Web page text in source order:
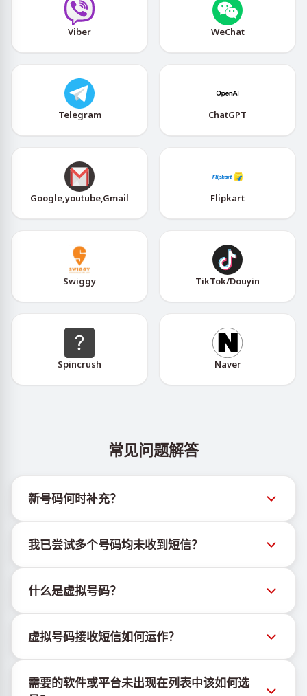
Viber WeChat
Telegram ChatGPT
Google,youtube,Gmail Flipkart
Swiggy TikTok/Douyin
Spincrush Naver
常见问题解答
新号码何时补充？
人 @TigerSMSofficial_bot 查看。该频道会及时更新，
帮助用户获取最新号码库存。
我已尝试多个号码均未收到短信？
率。各服务平台的算法可能因多种原因拦截临时号码的
短信。为提高成功率，请尝试以下方法：
持续更换新号码尝试
登出设备上该服务的其他活跃账户
什么是虚拟号码？
或设备，也不受固定地理位置限制。其主要功能是接收
短信，包括OTP和激活码。
虚拟号码接收短信如何运作？
我们使用自有基础设施管理SIM卡，并结合定制软件为
需要的软件或平台未出现在列表中该如何选